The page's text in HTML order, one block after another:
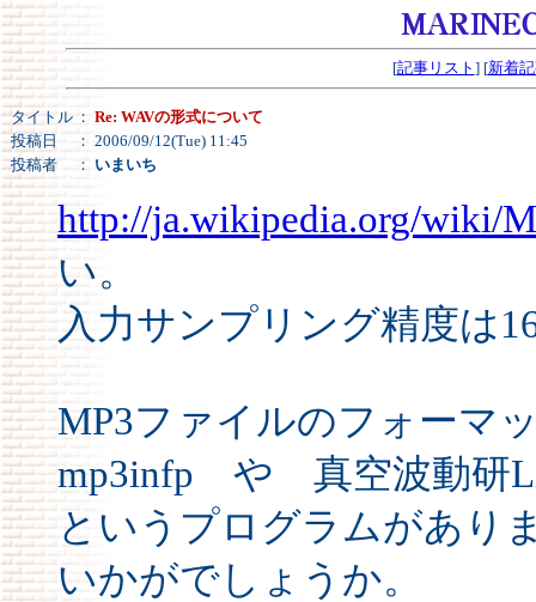
[記事リスト ] [新着
タイトル ： Re: WAVの形式について
投稿日
： 2006/09/12(Tue) 11:45
投稿者
： いまいち
http://ja.wikipedia.org/wiki/
い。
入力サンプリング精度は
MP3ファイルのフォー
mp3infp や 真空波動研
というプログラムがあり
いかがでしょうか。